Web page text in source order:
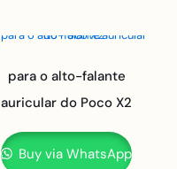
para o alto-falante
auricular do Poco X2
Buy via WhatsApp